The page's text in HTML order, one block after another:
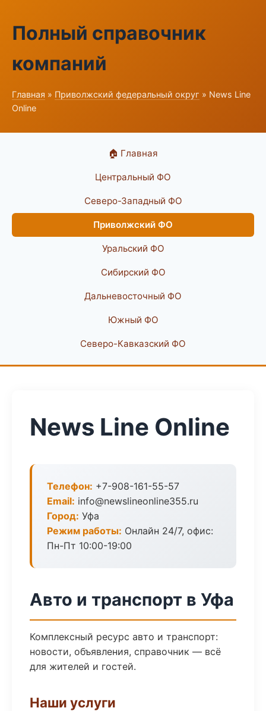
Полный справочник
компаний
Главная » Приволжский федеральный округ » News Line
Online
🏠 Главная
Центральный ФО
Северо-Западный ФО
Приволжский ФО
Уральский ФО
Сибирский ФО
Дальневосточный ФО
Южный ФО
Северо-Кавказский ФО
News Line Online
Телефон: +7-908-161-55-57
Email: info@newslineonline355.ru
Город: Уфа
Режим работы: Онлайн 24/7, офис:
Пн-Пт 10:00-19:00
Авто и транспорт в Уфа
Комплексный ресурс авто и транспорт:
новости, объявления, справочник — всё
для жителей и гостей.
Наши услуги